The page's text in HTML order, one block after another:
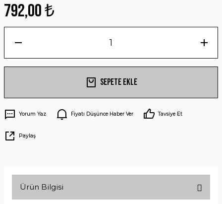
792,00 ₺
Sepete Ekle
Yorum Yaz Fiyatı Düşünce Haber Ver Tavsiye Et
Paylaş
Ürün Bilgisi